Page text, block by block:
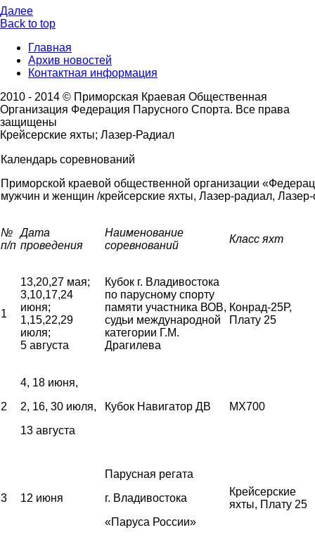
Далее
Back to top
Главная
Архив новостей
Контактная информация
2010 - 2014 © Приморская Краевая Общественная
Организация Федерация Парусного Спорта. Все права
защищены
Крейсерские яхты; Лазер-Радиал
Календарь соревнований
Приморской краевой общественной организации
мужчин и женщин /крейсерские яхты, Лазер-радиал, Лазер-
№
п/п
Дата
проведения
Наименование
соревнований
Класс яхт
1
13,20,27 мая;
3,10,17,24
июня;
1,15,22,29
июля;
5 августа
Кубок г. Владивостока
по парусному спорту
памяти участника ВОВ,
судьи международной
категории Г.М.
Драгилева
Конрад-25Р,
Плату 25
2
4, 18 июня,
2, 16, 30 июля,
13 августа
Кубок Навигатор ДВ MX700
3 12 июня
Парусная регата
г. Владивостока
«Паруса России»
Крейсерские
яхты, Плату 25